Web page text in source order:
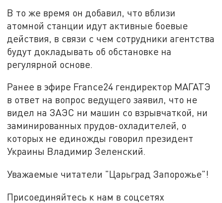
В то же время он добавил, что вблизи
атомной станции идут активные боевые
действия, в связи с чем сотрудники агентства
будут докладывать об обстановке на
регулярной основе.
Ранее в эфире France24 гендиректор МАГАТЭ
в ответ на вопрос ведущего заявил, что не
видел на ЗАЭС ни машин со взрывчаткой, ни
заминированных прудов-охладителей, о
которых не единожды говорил президент
Украины Владимир Зеленский.
Уважаемые читатели "Царьград Запорожье"!
Присоединяйтесь к нам в соцсетях